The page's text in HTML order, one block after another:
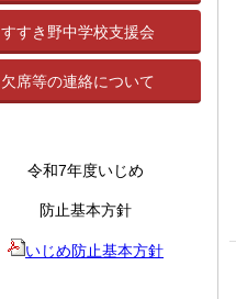
すすき野中学校支援会
欠席等の連絡について
令和7年度いじめ
防止基本方針
いじめ防止基本方針